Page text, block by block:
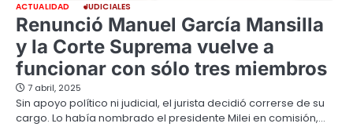
ACTUALIDAD JUDICIALES
Renunció Manuel García Mansilla
y la Corte Suprema vuelve a
funcionar con sólo tres miembros
7 abril, 2025
Sin apoyo político ni judicial, el jurista decidió correrse de su
cargo. Lo había nombrado el presidente Milei en comisión,…